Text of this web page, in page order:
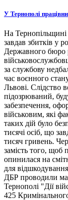
У Тернополі
На
завдав збитків у
Державного бюро
за службову
час воєнного
Львові. Слідство
підозрюваний,
забезпечення,
військовим, які
таких дій було
тисячі осіб, що
тисяч гривень.
замість того, щоб
опинилася на
для
ДБР проводили
Тернополі "Дії
425